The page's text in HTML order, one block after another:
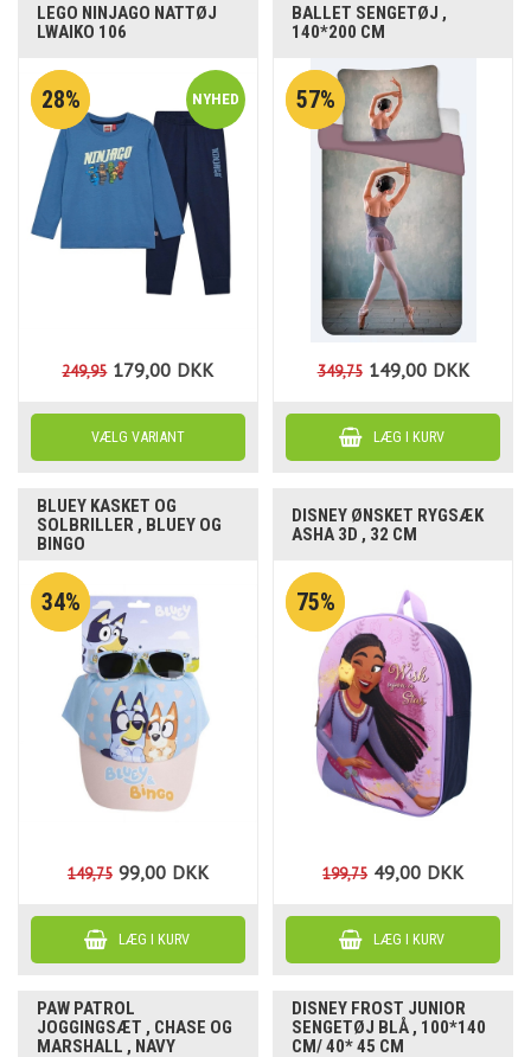
LEGO NINJAGO NATTØJ
LWAIKO 106
28%
249,95 179,00 DKK
BALLET SENGETØJ ,
140*200 CM
57%
349,75 149,00 DKK
BLUEY KASKET OG
SOLBRILLER , BLUEY OG
BINGO
34%
149,75 99,00 DKK
DISNEY ØNSKET RYGSÆK
ASHA 3D , 32 CM
75%
199,75 49,00 DKK
PAW PATROL
JOGGINGSÆT , CHASE OG
MARSHALL , NAVY
DISNEY FROST JUNIOR
SENGETØJ BLÅ , 100*140
CM/ 40* 45 CM